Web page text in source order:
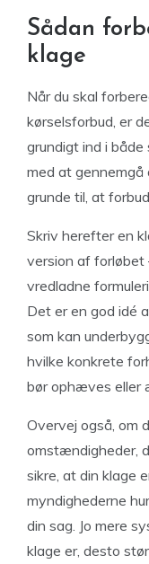
Sådan
klage
Når du skal
kørselsforbud, er
grundigt ind i
med at
grunde til, at
Skriv herefter en
version af forløbet
vredladne
Det er en god idé
som kan
hvilke konkrete
bør ophæves eller
Overvej også, om
omstændigheder,
sikre, at din klage
myndighederne
din sag. Jo mere
klage er, desto